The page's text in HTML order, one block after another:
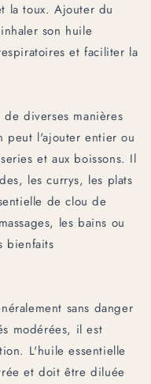
la toux. Ajouter du
son huile
et faciliter la
diverses manières
peut l'ajouter entier ou
et aux boissons. Il
les currys, les plats
de clou de
les bains ou
bienfaits
sans danger
modérées, il est
L'huile essentielle
et doit être diluée